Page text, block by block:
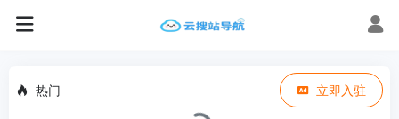
热门 立即入驻